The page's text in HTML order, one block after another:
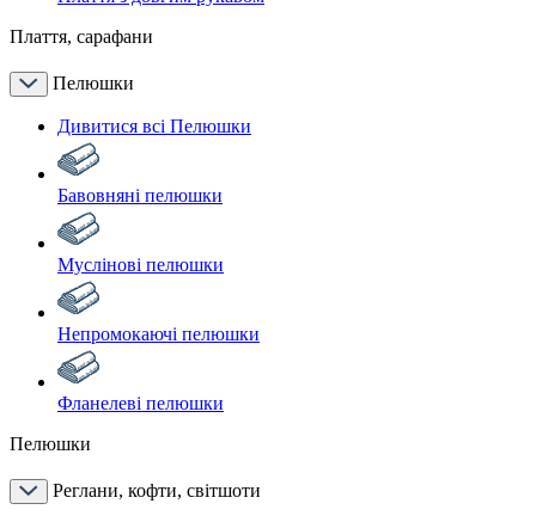
Плаття, сарафани
Пелюшки
Дивитися всі Пелюшки
Бавовняні пелюшки
Муслінові пелюшки
Непромокаючі пелюшки
Фланелеві пелюшки
Пелюшки
Реглани, кофти, світшоти